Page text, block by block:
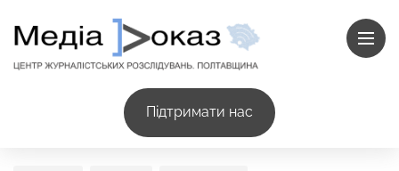
Підтримати нас